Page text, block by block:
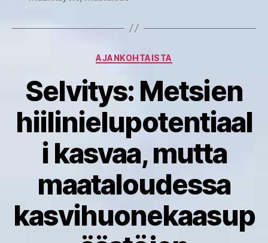
Kategoriat
AJANKOHTAISTA
Selvitys: Metsien
hiilinielupotentiaal
i kasvaa, mutta
maataloudessa
kasvihuonekaasup